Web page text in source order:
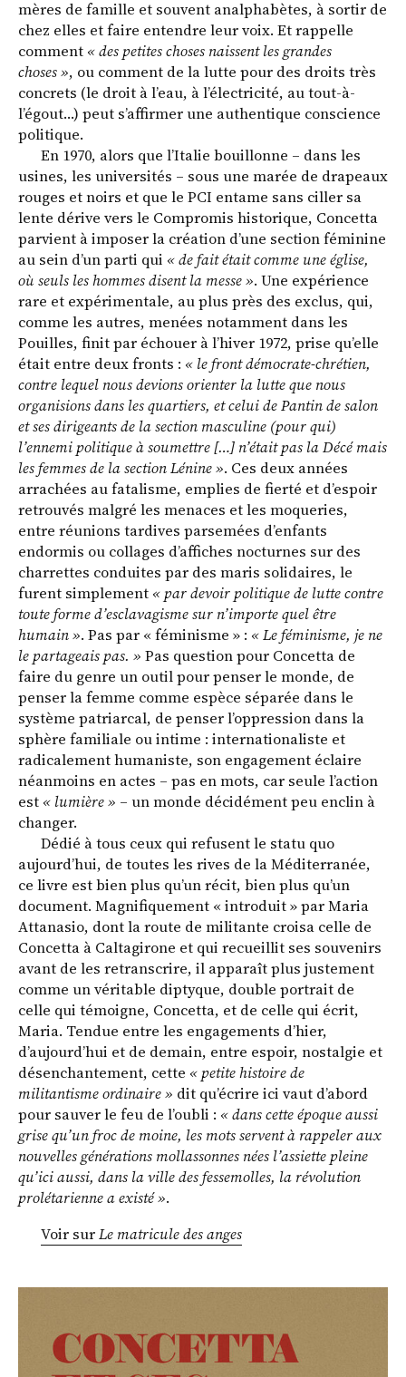
mères de famille et souvent analphabètes, à sortir de
chez elles et faire entendre leur voix. Et rappelle
comment « des petites choses naissent les grandes
choses », ou comment de la lutte pour des droits très
concrets (le droit à l’eau, à l’électricité, au tout-à-
l’égout…) peut s’affirmer une authentique conscience
politique.
En 1970, alors que l’Italie bouillonne – dans les
usines, les universités – sous une marée de drapeaux
rouges et noirs et que le PCI entame sans ciller sa
lente dérive vers le Compromis historique, Concetta
parvient à imposer la création d’une section féminine
au sein d’un parti qui « de fait était comme une église,
où seuls les hommes disent la messe ». Une expérience
rare et expérimentale, au plus près des exclus, qui,
comme les autres, menées notamment dans les
Pouilles, finit par échouer à l’hiver 1972, prise qu’elle
était entre deux fronts : « le front démocrate-chrétien,
contre lequel nous devions orienter la lutte que nous
organisions dans les quartiers, et celui de Pantin de salon
et ses dirigeants de la section masculine (pour qui)
l’ennemi politique à soumettre […] n’était pas la Décé mais
les femmes de la section Lénine ». Ces deux années
arrachées au fatalisme, emplies de fierté et d’espoir
retrouvés malgré les menaces et les moqueries,
entre réunions tardives parsemées d’enfants
endormis ou collages d’affiches nocturnes sur des
charrettes conduites par des maris solidaires, le
furent simplement « par devoir politique de lutte contre
toute forme d’esclavagisme sur n’importe quel être
humain ». Pas par « féminisme » : « Le féminisme, je ne
le partageais pas. » Pas question pour Concetta de
faire du genre un outil pour penser le monde, de
penser la femme comme espèce séparée dans le
système patriarcal, de penser l’oppression dans la
sphère familiale ou intime : internationaliste et
radicalement humaniste, son engagement éclaire
néanmoins en actes – pas en mots, car seule l’action
est « lumière » – un monde décidément peu enclin à
changer.
Dédié à tous ceux qui refusent le statu quo
aujourd’hui, de toutes les rives de la Méditerranée,
ce livre est bien plus qu’un récit, bien plus qu’un
document. Magnifiquement « introduit » par Maria
Attanasio, dont la route de militante croisa celle de
Concetta à Caltagirone et qui recueillit ses souvenirs
avant de les retranscrire, il apparaît plus justement
comme un véritable diptyque, double portrait de
celle qui témoigne, Concetta, et de celle qui écrit,
Maria. Tendue entre les engagements d’hier,
d’aujourd’hui et de demain, entre espoir, nostalgie et
désenchantement, cette « petite histoire de
militantisme ordinaire » dit qu’écrire ici vaut d’abord
pour sauver le feu de l’oubli : « dans cette époque aussi
grise qu’un froc de moine, les mots servent à rappeler aux
nouvelles générations mollassonnes nées l’assiette pleine
qu’ici aussi, dans la ville des fessemolles, la révolution
prolétarienne a existé ».
Voir surLe matricule des anges